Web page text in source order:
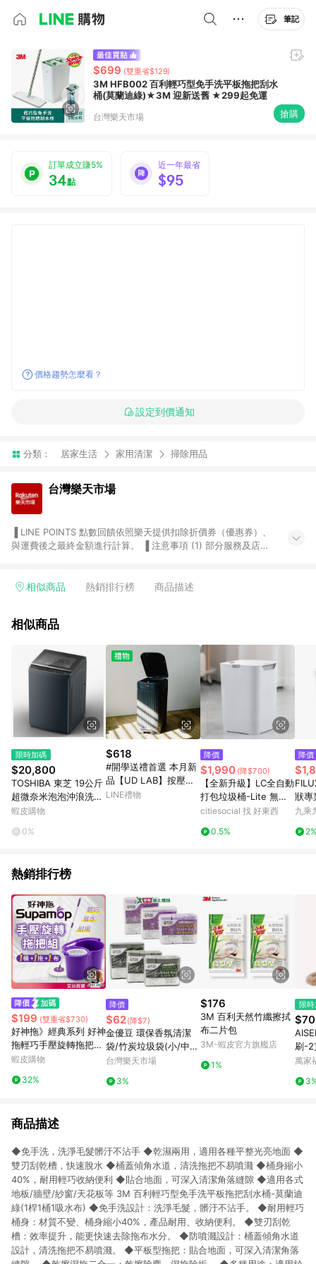
筆記
$699 (雙重省$129)
3M HFB002 百利輕巧型免手洗平板拖把刮水
桶(莫蘭迪綠)★3M 迎新送舊 ★299起免運
台灣樂天市場 搶購
訂單成立賺5%
34點
近一年最省
$95
價格趨勢怎麼看？
設定到價通知
分類： 居家生活 家用清潔 掃除用品
台灣樂天市場
與運費後之最終金額進行計算。 ▐ 注意事項 (1) 部分服務及店家
Smart mobile、神腦生活、JS巨盛、樂天KOBO電子書，請詳閱
台灣樂天市場，並在同一瀏覽器於24小時內結帳，才享有 LINE
市場 45 天內完成訂單出貨及結帳，則不符合贈點資格。 (4) 如
使用APP、或中途瀏覽比價網、回饋網、Google等其他網頁、或
由網頁版(電腦版/手機版網頁)切換為App都將會造成追蹤中斷而
無法進行 LINE POINTS 回饋。 (5) LINE 購物為購物資訊整合性
平台，商品資料更新會有時間差，如顯示之商品規格、顏色、價
位、贈品與台灣樂天市場銷售網頁不符，以銷售網頁標示為準。
(6) 導購訂單已逾 365 天，根據台灣樂天回饋規定，逾期訂單將
點數回饋或點數回饋有爭議，台灣樂天市場保有更改條款與法律
追訴之權利，活動詳情以樂天市場網站公告為準。
相似商品 熱銷排行榜 商品描述
相似商品
限時加碼
$20,800
TOSHIBA 東芝 19公斤
超微奈米泡泡沖浪洗淨
變頻洗衣機 (AW-T08D
蝦皮購物
0%
$618
#開學送禮首選 本月新
品【UD LAB】按壓腳
踏雙開蓋垃圾桶8.5L
LINE禮物
降價
$1,990 (降$700)
【全新升級】LC全自動
打包垃圾桶-Lite 無蓋
版｜自動打包不髒手 Li
citiesocial 找 好東西
0.5%
降價
狀專
九乘
熱銷排行榜
$199 (雙重省$730)
好神拖》經典系列 好神
拖輕巧手壓旋轉拖把組
好神拖拖把 手壓式拖把
組 旋轉拖 拖把 AB001
蝦皮購物
32%
降價
$62(降$7)
金優豆 環保香氛清潔
袋/竹炭垃圾袋(小/中/
大)台灣製 掃除 廚餘回
袋【愛買】
台灣樂天市場
3%
$176
3M 百利天然竹纖擦拭
布二片包
3M-蝦皮官方旗艦店
1%
限
刷-2
萬家
商品描述
◆免手洗，洗淨毛髮髒汙不沾手 ◆乾濕兩用，適用各種平整光亮地面 ◆
雙刃刮乾槽，快速脫水 ◆桶蓋傾角水道，清洗拖把不易噴濺 ◆桶身縮小
40%，耐用輕巧收納便利 ◆貼合地面，可深入清潔角落縫隙 ◆適用各式
地板/牆壁/紗窗/天花板等 3M 百利輕巧型免手洗平板拖把刮水桶-莫蘭迪
綠(1桿1桶1吸水布) ◆免手洗設計：洗淨毛髮，髒汙不沾手。 ◆耐用輕巧
桶身：材質不變、桶身縮小40%，產品耐用、收納便利。 ◆雙刃刮乾
槽：效率提升，能更快速去除拖布水分。 ◆防噴濺設計：桶蓋傾角水道
設計，清洗拖把不易噴濺。 ◆平板型拖把：貼合地面，可深入清潔角落